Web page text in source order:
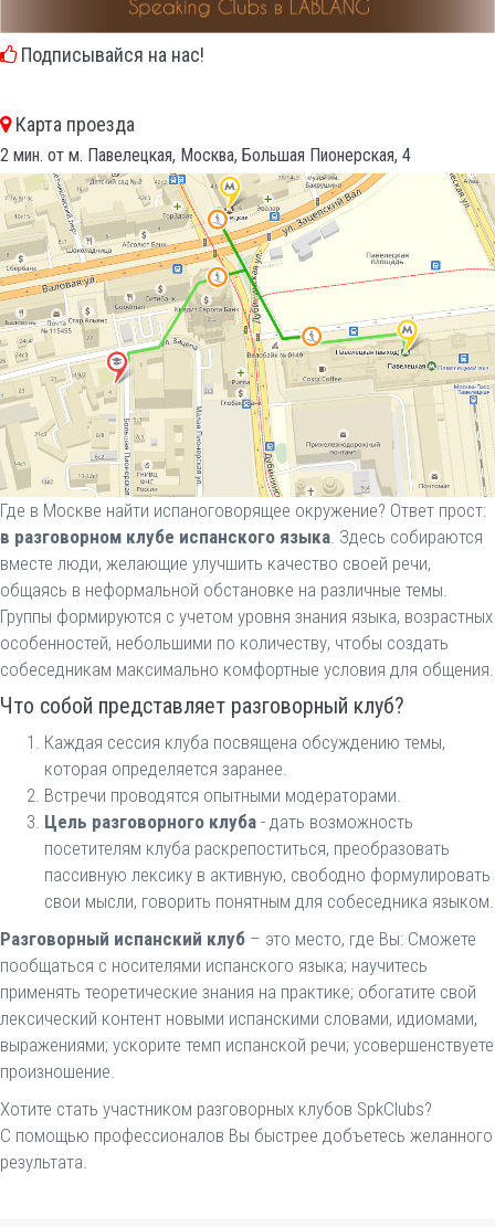
Подписывайся на нас!
Карта проезда
2 мин. от м. Павелецкая, Москва, Большая Пионерская, 4
Где в Москве найти испаноговорящее окружение? Ответ прост:
в разговорном клубе испанского языка . Здесь собираются
вместе люди, желающие улучшить качество своей речи,
общаясь в неформальной обстановке на различные темы.
Группы формируются с учетом уровня знания языка, возрастных
особенностей, небольшими по количеству, чтобы создать
собеседникам максимально комфортные условия для общения.
Что собой представляет разговорный клуб?
Каждая сессия клуба посвящена обсуждению темы,
которая определяется заранее.
Встречи проводятся опытными модераторами.
Цель разговорного клуба - дать возможность
посетителям клуба раскрепоститься, преобразовать
пассивную лексику в активную, свободно формулировать
свои мысли, говорить понятным для собеседника языком.
Разговорный испанский клуб – это место, где Вы: Сможете
пообщаться с носителями испанского языка; научитесь
применять теоретические знания на практике; обогатите свой
лексический контент новыми испанскими словами, идиомами,
выражениями; ускорите темп испанской речи; усовершенствуете
произношение.
Хотите стать участником разговорных клубов SpkClubs?
С помощью профессионалов Вы быстрее добъетесь желанного
результата.